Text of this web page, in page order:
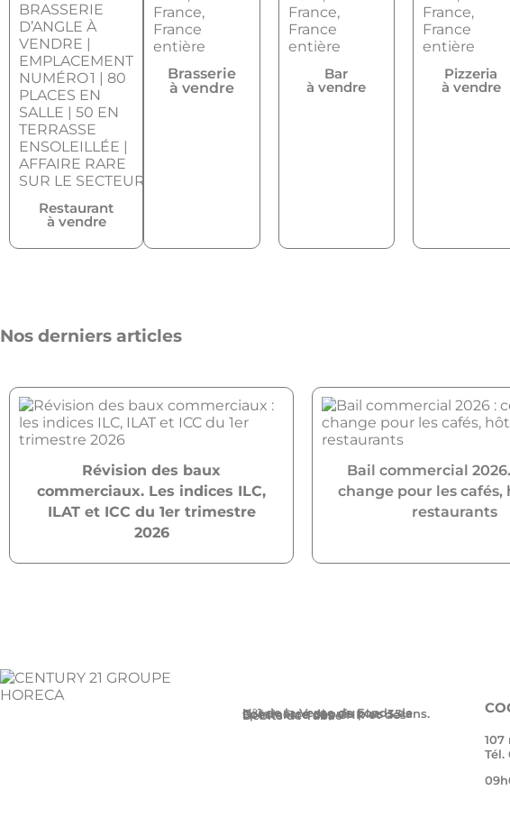
Restaurant
à vendre
Brasserie
à vendre
Bar
à vendre
Pizzeria
à vendre
Nos derniers articles
Révision des baux
commerciaux. Les indices ILC,
ILAT et ICC du 1er trimestre
2026
Bail commercial
change pour les cafés,
restaurants
N°1 de la Vente de Fonds de Commerce depuis plus 35 ans.
Spécialiste des CHR et des Débits de Tabac
107
Tél.